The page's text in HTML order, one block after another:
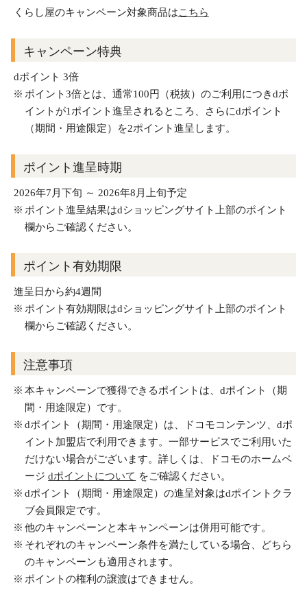
くらし屋のキャンペーン対象商品はこちら
キャンペーン特典
dポイント 3倍
ポイント3倍とは、通常100円（税抜）のご利用につきdポ
イントが1ポイント進呈されるところ、さらにdポイント
（期間・用途限定）を2ポイント進呈します。
ポイント進呈時期
2026年7月下旬 ～ 2026年8月上旬予定
ポイント進呈結果はdショッピングサイト上部のポイント
欄からご確認ください。
ポイント有効期限
進呈日から約4週間
ポイント有効期限はdショッピングサイト上部のポイント
欄からご確認ください。
注意事項
本キャンペーンで獲得できるポイントは、dポイント（期
間・用途限定）です。
dポイント（期間・用途限定）は、ドコモコンテンツ、dポ
イント加盟店で利用できます。一部サービスでご利用いた
だけない場合がございます。詳しくは、ドコモのホームペ
ージdポイントについて をご確認ください。
dポイント（期間・用途限定）の進呈対象はdポイントクラ
ブ会員限定です。
他のキャンペーンと本キャンペーンは併用可能です。
それぞれのキャンペーン条件を満たしている場合、どちら
のキャンペーンも適用されます。
ポイントの権利の譲渡はできません。